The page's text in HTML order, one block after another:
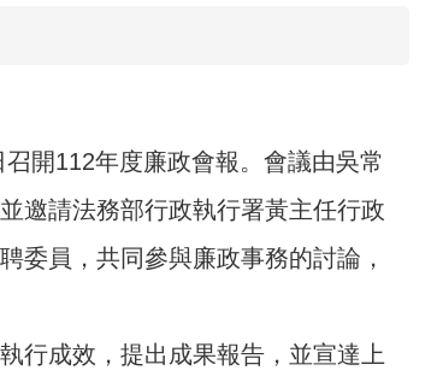
開112年度廉政會報。會議由吳常
邀請法務部行政執行署黃主任行政
委員，共同參與廉政事務的討論，
行成效，提出成果報告，並宣達上